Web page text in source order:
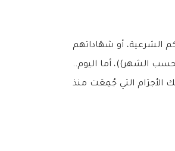
الشرعية، أو شهَاداتهم
الشهر))، أما اليوم..
الأجرَام التي جُمِعَت منذ